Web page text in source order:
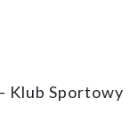
Klub Sportowy